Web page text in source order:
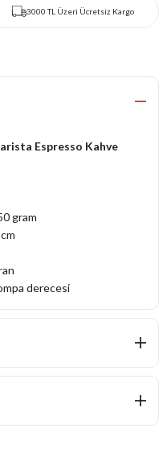
3000 TL Üzeri Ücretsiz Kargo
Espresso Kahve
gram
derecesi